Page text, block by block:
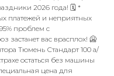
2026 года! 🗓️ *
платежей и неприятных
проблем с
застанет вас врасплох! 🥶
Тюмень Стандарт 100 а/
остаться без машины
цена для